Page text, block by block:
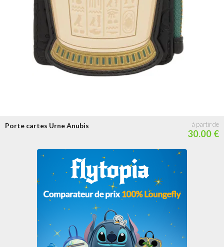
Porte cartes Urne Anubis
30.00 €